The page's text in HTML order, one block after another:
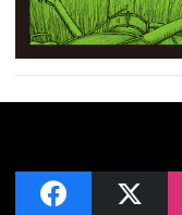
facebook